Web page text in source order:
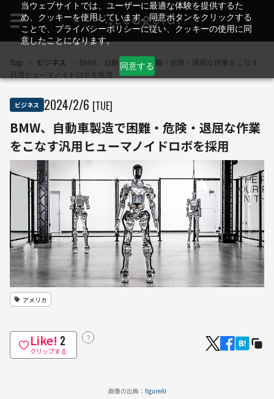
当ウェブサイトでは、ユーザーに最適な体験を提供するた
め、クッキーを使用しています。同意ボタンをクリックする
ことで、プライバシーポリシーに従い、クッキーの使用に同
意したことになります。
同意する
Top ビジネス
BMW、自動車製造で困難・危険・退屈な作業をこなす
汎用ヒューマノイドロボを採用
ビジネス 2024/2/6 [TUE]
BMW、自動車製造で困難・危険・退屈な作業
をこなす汎用ヒューマノイドロボを採用
アメリカ
Like! 2
クリップする
？
画像の出典： figureAI